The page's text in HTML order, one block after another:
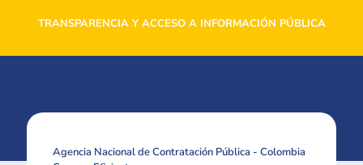
TRANSPARENCIA Y ACCESO A INFORMACIÓN PÚBLICA
Agencia Nacional de Contratación Pública - Colombia